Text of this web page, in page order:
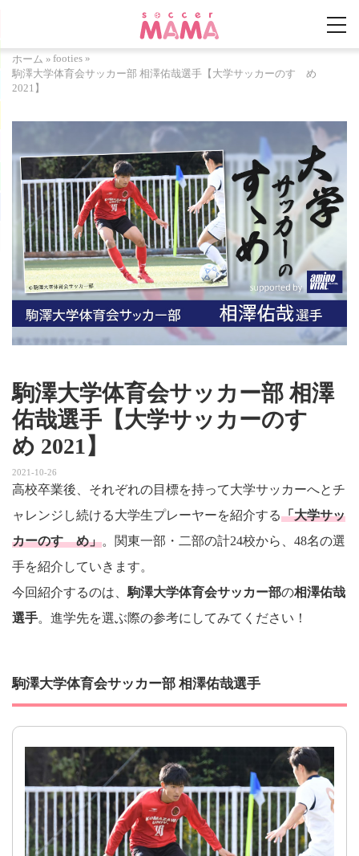
ホーム » footies »
駒澤大学体育会サッカー部 相澤佑哉選手【大学サッカーのすゝめ
2021】
駒澤大学体育会サッカー部 相澤
佑哉選手【大学サッカーのすゝ
め 2021】
2021-10-26
高校卒業後、それぞれの目標を持って大学サッカーへとチ
ャレンジし続ける大学生プレーヤーを紹介する「大学サッ
カーのすゝめ」。関東一部・二部の計24校から、48名の選
手を紹介していきます。
今回紹介するのは、 駒澤大学体育会サッカー部の相澤佑哉
選手。進学先を選ぶ際の参考にしてみてください！
駒澤大学体育会サッカー部 相澤佑哉選手